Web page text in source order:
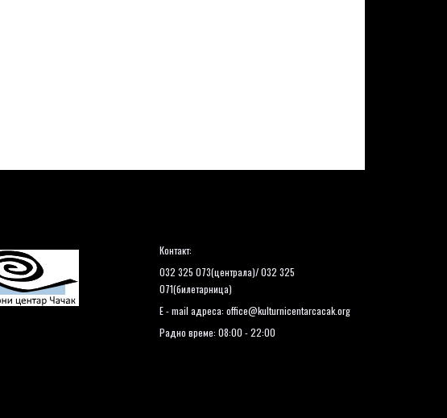
Контакт:
032 325 073(централа)/ 032 325
071(билетарница)
E - mail адреса: office@kulturnicentarcacak.org
Радно време: 08:00 - 22:00